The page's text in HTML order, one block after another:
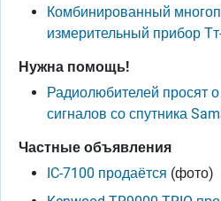
Комбинированный
измерительный прибор
Нужна помощь!
Радиолюбителей просят
сигналов со спутника
Частные объявления
IC-7100 продаётся (фото)